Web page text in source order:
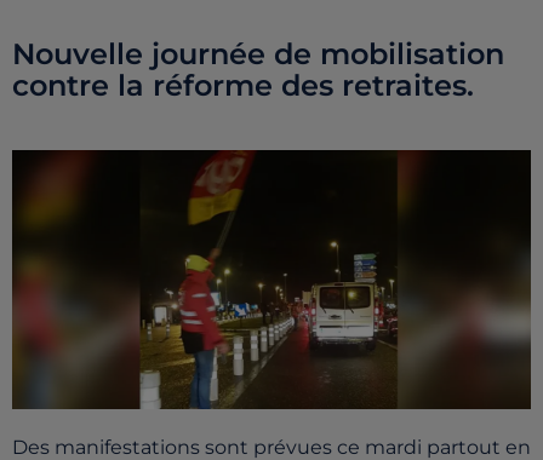
Nouvelle journée de mobilisation
contre la réforme des retraites.
Des manifestations sont prévues ce mardi partout en